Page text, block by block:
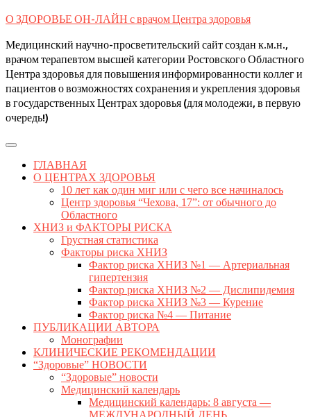
Skip
content
О ЗДОРОВЬЕ ОН-ЛАЙН с врачом Центра здоровья
Медицинский научно-просветительский сайт создан к.м.н.,
врачом терапевтом высшей категории Ростовского Областного
Центра здоровья для повышения информированности коллег и
пациентов о возможностях сохранения и укрепления здоровья
в государственных Центрах здоровья (для молодежи, в первую
очередь!)
Open
ButtonГЛАВНАЯ
О ЦЕНТРАХ ЗДОРОВЬЯ
10 лет как один миг или с чего все начиналось
Центр здоровья “Чехова, 17”: от обычного до
Областного
ХНИЗ и ФАКТОРЫ РИСКА
Грустная статистика
Факторы риска ХНИЗ
Фактор риска ХНИЗ №1 — Артериальная
гипертензия
Фактор риска ХНИЗ №2 — Дислипидемия
Фактор риска ХНИЗ №3 — Курение
Фактор риска №4 — Питание
ПУБЛИКАЦИИ АВТОРА
Монографии
КЛИНИЧЕСКИЕ РЕКОМЕНДАЦИИ
“Здоровые” НОВОСТИ
“Здоровые” новости
Медицинский календарь
Медицинский календарь: 8 августа —
МЕЖДУНАРОДНЫЙ ДЕНЬ